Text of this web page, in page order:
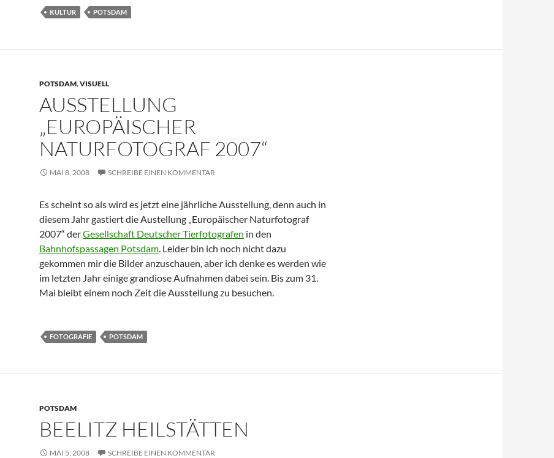
KULTUR POTSDAM
POTSDAM,VISUELL
AUSSTELLUNG
„EUROPÄISCHER
NATURFOTOGRAF 2007“
MAI 8, 2008 SCHREIBE EINEN KOMMENTAR
Es scheint so als wird es jetzt eine jährliche Ausstellung, denn auch in
diesem Jahr gastiert die Austellung „Europäischer Naturfotograf
2007“ derGesellschaft Deutscher Tierfotografen in den
Bahnhofspassagen Potsdam. Leider bin ich noch nicht dazu
gekommen mir die Bilder anzuschauen, aber ich denke es werden wie
im letzten Jahr einige grandiose Aufnahmen dabei sein. Bis zum 31.
Mai bleibt einem noch Zeit die Ausstellung zu besuchen.
FOTOGRAFIE POTSDAM
POTSDAM
BEELITZ HEILSTÄTTEN
MAI 5, 2008 SCHREIBE EINEN KOMMENTAR